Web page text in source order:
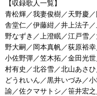
【収録歌人一覧】
青松輝／我妻俊樹／天野慶
舎堂仁／伊藤紺／井上法子
野なずき／上澄眠／江戸雪
野大嗣／岡本真帆／荻原裕
小佐野彈／笠木拓／金田光
村有史／北谷雪／北山あさ
どうれいん／黒井いづみ／
諭／佐クマサトシ／笹井宏